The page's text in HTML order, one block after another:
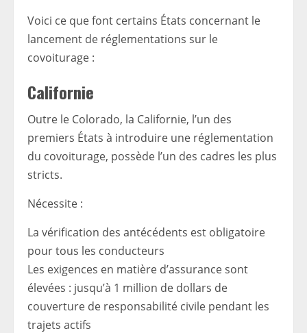
Voici ce que font certains États concernant le
lancement de réglementations sur le
covoiturage :
Californie
Outre le Colorado, la Californie, l’un des
premiers États à introduire une réglementation
du covoiturage, possède l’un des cadres les plus
stricts.
Nécessite :
La vérification des antécédents est obligatoire
pour tous les conducteurs
Les exigences en matière d’assurance sont
élevées : jusqu’à 1 million de dollars de
couverture de responsabilité civile pendant les
trajets actifs